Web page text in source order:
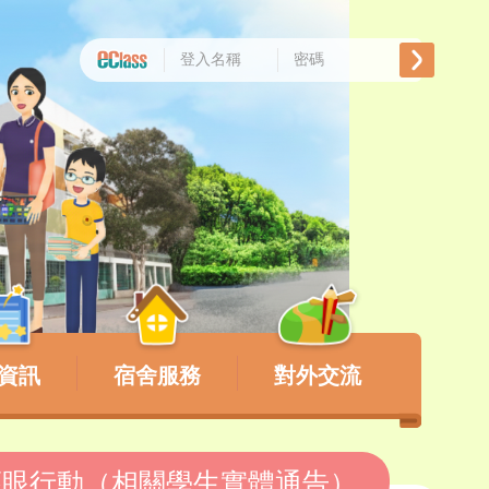
訊 宿舍服務 對外交流